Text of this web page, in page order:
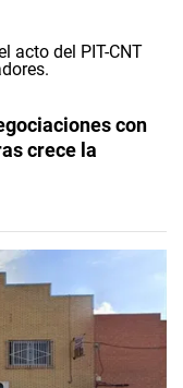
con
crece la